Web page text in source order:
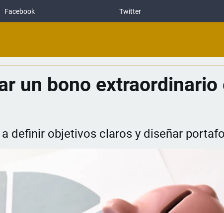
Facebook Twitter
un bono extraordinario
definir objetivos claros y diseñar